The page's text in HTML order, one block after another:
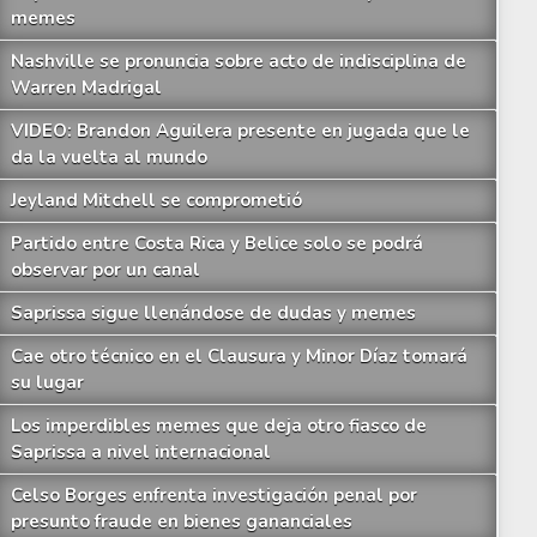
memes
Nashville se pronuncia sobre acto de indisciplina de
Warren Madrigal
VIDEO: Brandon Aguilera presente en jugada que le
da la vuelta al mundo
Jeyland Mitchell se comprometió
Partido entre Costa Rica y Belice solo se podrá
observar por un canal
Saprissa sigue llenándose de dudas y memes
Cae otro técnico en el Clausura y Minor Díaz tomará
su lugar
Los imperdibles memes que deja otro fiasco de
Saprissa a nivel internacional
Celso Borges enfrenta investigación penal por
presunto fraude en bienes gananciales
de Grecia feliz de haber podido meter a más equipos 'en el